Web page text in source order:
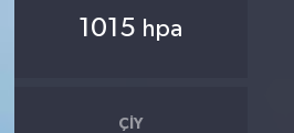
1015 hpa
ÇIY